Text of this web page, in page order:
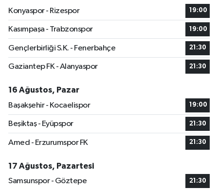
Konyaspor - Rizespor
19:00
Kasımpaşa - Trabzonspor 19:00
Gençlerbirliği S.K. - Fenerbahçe 21:30
Gaziantep FK - Alanyaspor 21:30
16 Ağustos, Pazar
Başakşehir - Kocaelispor
19:00
Beşiktaş - Eyüpspor 21:30
Amed - Erzurumspor FK 21:30
17 Ağustos, Pazartesi
Samsunspor - Göztepe
21:30